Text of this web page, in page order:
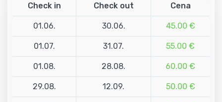
Check in Check out Cena
01.06. 30.06. 45.00 €
01.07. 31.07. 55.00 €
01.08. 28.08. 60.00 €
29.08. 12.09. 50.00 €